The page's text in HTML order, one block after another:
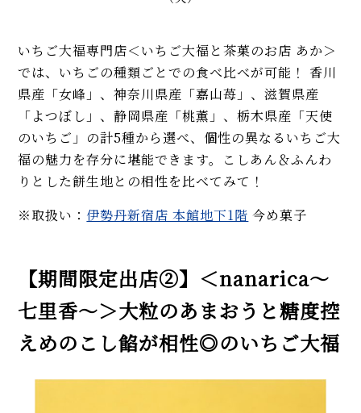
いちご大福専門店＜いちご大福と茶菓のお店 あか＞
では、いちごの種類ごとでの食べ比べが可能！ 香川
県産「女峰」、神奈川県産「嘉山苺」、滋賀県産
「よつぼし」、静岡県産「桃薫」、栃木県産「天使
のいちご」の計5種から選べ、個性の異なるいちご大
福の魅力を存分に堪能できます。こしあん＆ふんわ
りとした餅生地との相性を比べてみて！
※取扱い： 伊勢丹新宿店 本館地下1階 今め菓子
【期間限定出店②】＜nanarica～
七里香～＞大粒のあまおうと糖度控
えめのこし餡が相性◎のいちご大福